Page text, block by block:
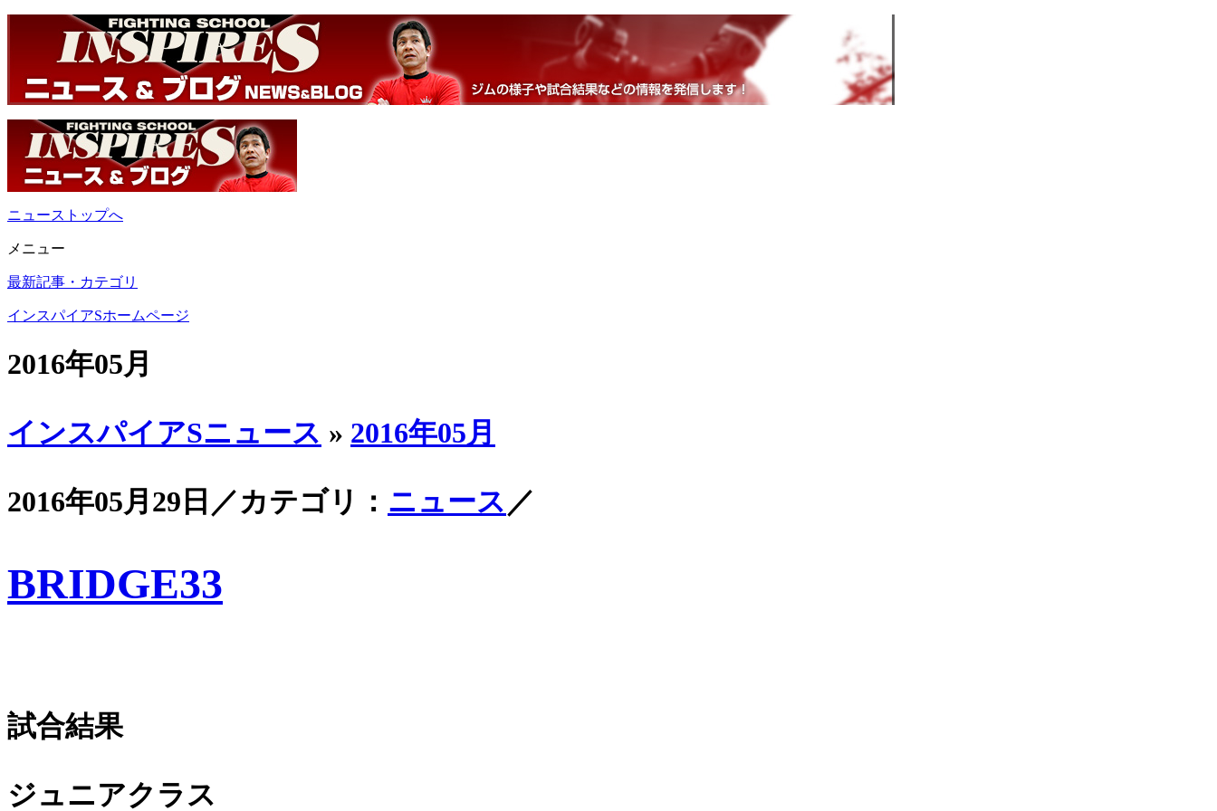
ニューストップへ
メニュー
最新記事・カテゴリ
インスパイアSホームページ
2016年05月
インスパイアSニュース » 2016年05月
2016年05月29日／カテゴリ： ニュース／
BRIDGE33
試合結果
ジュニアクラス